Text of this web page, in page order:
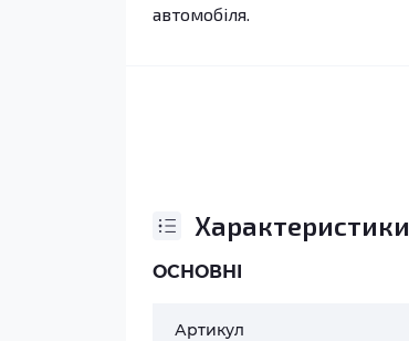
автомобіля.
Характеристики
ОСНОВНІ
Артикул